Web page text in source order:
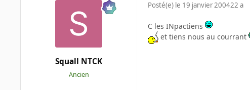
Squall NTCK
Ancien
Posté(e) le 19 janvier 200422 a
C les INpactiens
et tiens nous au courrant